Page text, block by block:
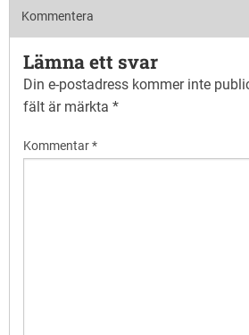
Kommentera
Lämna ett svar
Din e-postadress kommer inte
fält är märkta *
Kommentar*